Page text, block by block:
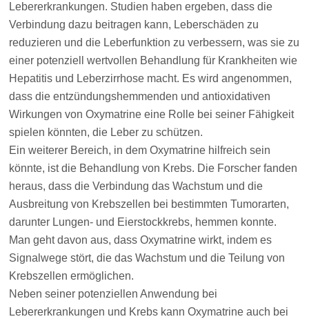
Lebererkrankungen. Studien haben ergeben, dass die
Verbindung dazu beitragen kann, Leberschäden zu
reduzieren und die Leberfunktion zu verbessern, was sie zu
einer potenziell wertvollen Behandlung für Krankheiten wie
Hepatitis und Leberzirrhose macht. Es wird angenommen,
dass die entzündungshemmenden und antioxidativen
Wirkungen von Oxymatrine eine Rolle bei seiner Fähigkeit
spielen könnten, die Leber zu schützen.
Ein weiterer Bereich, in dem Oxymatrine hilfreich sein
könnte, ist die Behandlung von Krebs. Die Forscher fanden
heraus, dass die Verbindung das Wachstum und die
Ausbreitung von Krebszellen bei bestimmten Tumorarten,
darunter Lungen- und Eierstockkrebs, hemmen konnte.
Man geht davon aus, dass Oxymatrine wirkt, indem es
Signalwege stört, die das Wachstum und die Teilung von
Krebszellen ermöglichen.
Neben seiner potenziellen Anwendung bei
Lebererkrankungen und Krebs kann Oxymatrine auch bei